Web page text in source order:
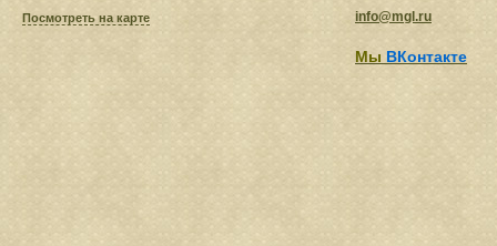
Посмотреть на карте info@mgl.ru
Мы ВКонтакте